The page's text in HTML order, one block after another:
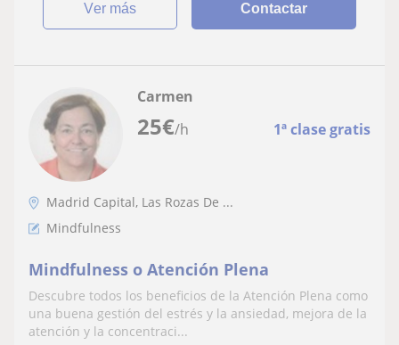
ver más Contactar
25€/h 1ª clase gratis
Carmen
Madrid Capital, Las Rozas De ...
Mindfulness
Mindfulness o Atención Plena
Descubre todos los beneficios de la Atención Plena como
una buena gestión del estrés y la ansiedad, mejora de la
atención y la concentraci...